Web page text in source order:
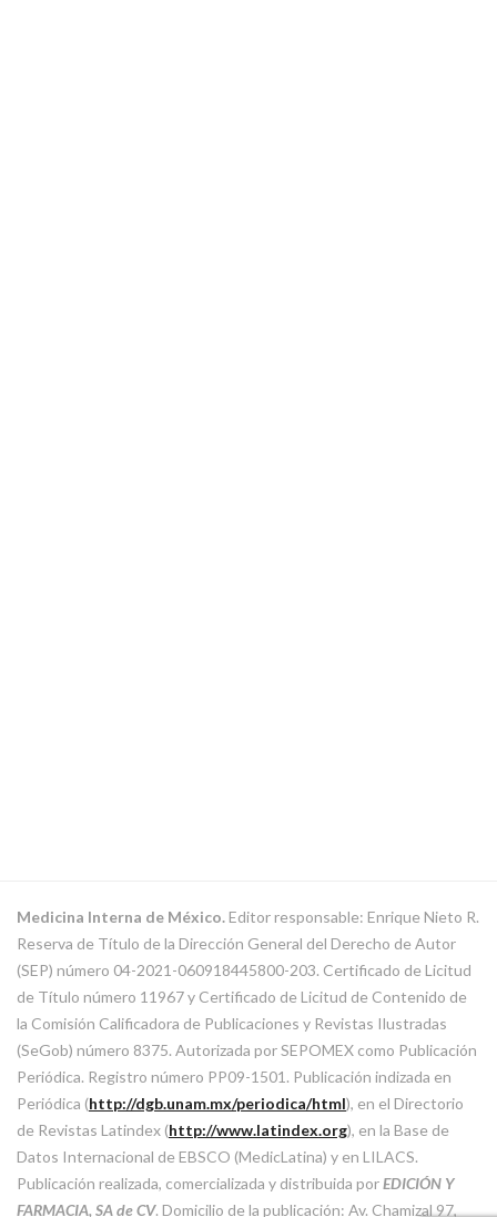
Medicina Interna de México.Editor responsable: Enrique Nieto R.
Reserva de Título de la Dirección General del Derecho de Autor
(SEP) número 04-2021-060918445800-203. Certificado de Licitud
de Título número 11967 y Certificado de Licitud de Contenido de
la Comisión Calificadora de Publicaciones y Revistas Ilustradas
(SeGob) número 8375. Autorizada por SEPOMEX como Publicación
Periódica. Registro número PP09-1501. Publicación indizada en
Periódica (http://dgb.unam.mx/periodica/html), en el Directorio
de Revistas Latindex (http://www.latindex.org), en la Base de
Datos Internacional de EBSCO (MedicLatina) y en LILACS.
Publicación realizada, comercializada y distribuida porEDICIÓN Y
FARMACIA, SA de CV. Domicilio de la publicación: Av. Chamizal 97,